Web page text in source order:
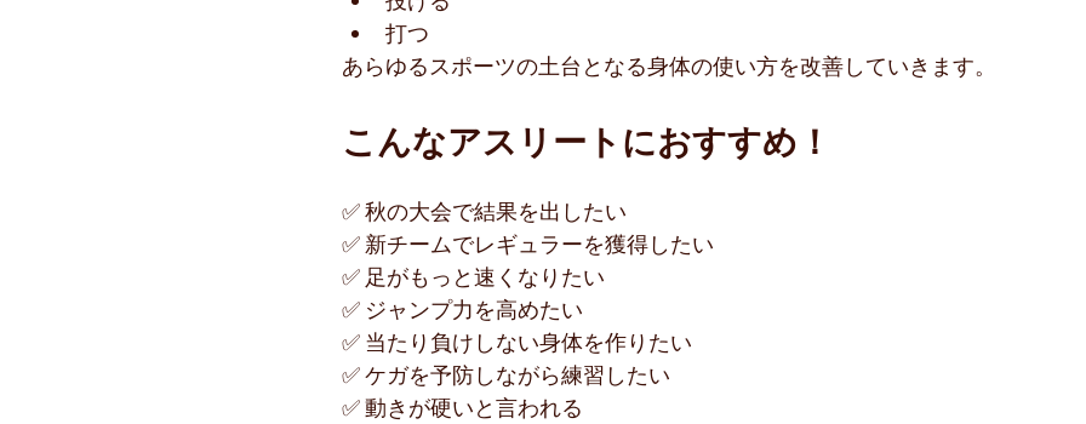
打つ
あらゆるスポーツの土台となる身体の使い方を改善していきます。
こんなアスリートにおすすめ！
✅ 秋の大会で結果を出したい
✅ 新チームでレギュラーを獲得したい
✅ 足がもっと速くなりたい
✅ ジャンプ力を高めたい
✅ 当たり負けしない身体を作りたい
✅ ケガを予防しながら練習したい
✅ 動きが硬いと言われる